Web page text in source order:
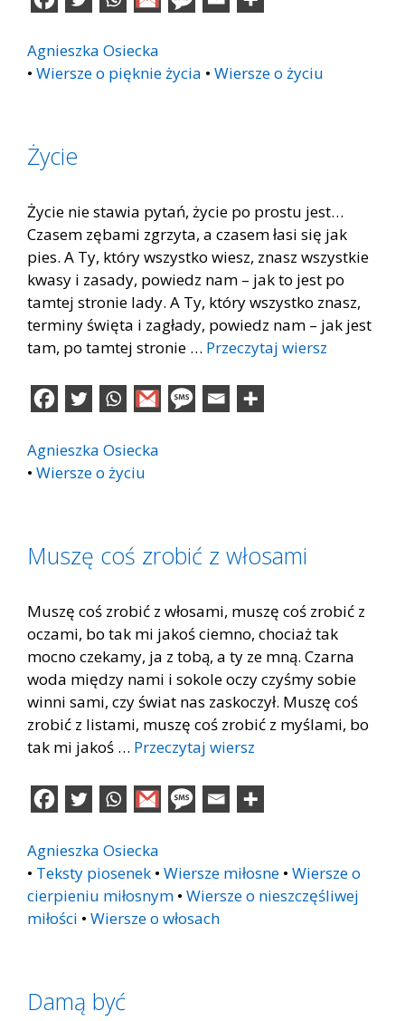
Agnieszka Osiecka
• Wiersze o pięknie życia • Wiersze o życiu
Życie
Życie nie stawia pytań, życie po prostu jest…
Czasem zębami zgrzyta, a czasem łasi się jak
pies. A Ty, który wszystko wiesz, znasz wszystkie
kwasy i zasady, powiedz nam – jak to jest po
tamtej stronie lady. A Ty, który wszystko znasz,
terminy święta i zagłady, powiedz nam – jak jest
tam, po tamtej stronie … Przeczytaj wiersz
Agnieszka Osiecka
• Wiersze o życiu
Muszę coś zrobić z włosami
Muszę coś zrobić z włosami, muszę coś zrobić z
oczami, bo tak mi jakoś ciemno, chociaż tak
mocno czekamy, ja z tobą, a ty ze mną. Czarna
woda między nami i sokole oczy czyśmy sobie
winni sami, czy świat nas zaskoczył. Muszę coś
zrobić z listami, muszę coś zrobić z myślami, bo
tak mi jakoś … Przeczytaj wiersz
Agnieszka Osiecka
• Teksty piosenek • Wiersze miłosne • Wiersze o
cierpieniu miłosnym • Wiersze o nieszczęśliwej
miłości • Wiersze o włosach
Damą być